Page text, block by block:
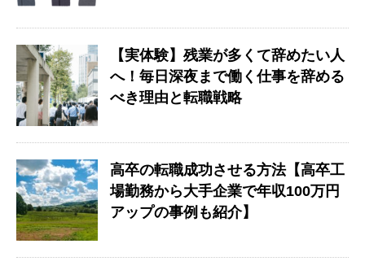
【実体験】残業が多くて辞めたい人
へ！毎日深夜まで働く仕事を辞める
べき理由と転職戦略
高卒の転職成功させる方法【高卒工
場勤務から大手企業で年収100万円
アップの事例も紹介】